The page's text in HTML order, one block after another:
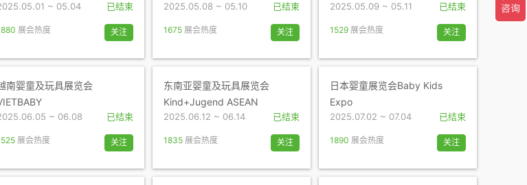
~ 05.04 已结束
展会热度 关注
2025.05.08 ~ 05.10 已结束
1675展会热度 关注
2025.05.09 ~ 05.11 已结束
1529展会热度 关注
南婴童及玩具展览会
~ 06.08 已结束
展会热度 关注
东南亚婴童及玩具展览会
Kind+Jugend ASEAN
2025.06.12 ~ 06.14 已结束
1835展会热度 关注
日本婴童展览会Baby Kids
Expo
2025.07.02 ~ 07.04 已结束
1890 展会热度 关注